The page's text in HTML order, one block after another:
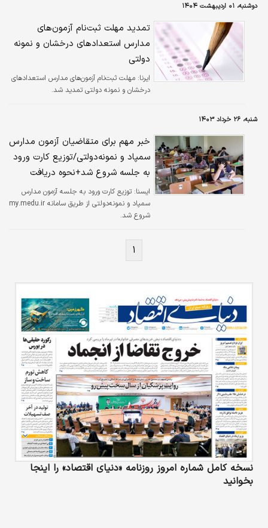
دوشنبه، ۰۱ اردیبهشت ۱۴۰۴
تمدید مهلت ثبت‌نام آزمون‌های
مدارس استعدادهای درخشان و نمونه
دولتی
ایرنا: مهلت ثبت‌نام آزمون‌های مدارس استعدادهای
درخشان و نمونه دولتی تمدید شد.
شنبه، ۲۶ خرداد ۱۴۰۳
خبر مهم برای متقاضیان آزمون مدارس
سمپاد و نمونه‌دولتی/توزیع کارت ورود
به جلسه شروع شد+نحوه دریافت
ايسنا: توزیع کارت ورود به جلسه آزمون مدارس
سمپاد و نمونه‌دولتی از طریق سامانه my.medu.ir
شروع شد.
۱
نسخه کامل شماره امروز روزنامه «دنیای‌ اقتصاد» را اینجا
بخوانید